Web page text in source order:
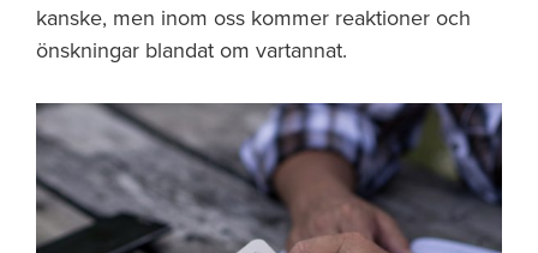
kanske, men inom oss kommer reaktioner och
önskningar blandat om vartannat.